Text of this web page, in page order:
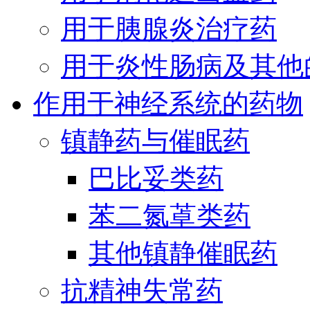
用于胰腺炎治疗药
用于炎性肠病及其
作用于神经系统的药物
镇静药与催眠药
巴比妥类药
苯二氮䓬类药
其他镇静催眠药
抗精神失常药